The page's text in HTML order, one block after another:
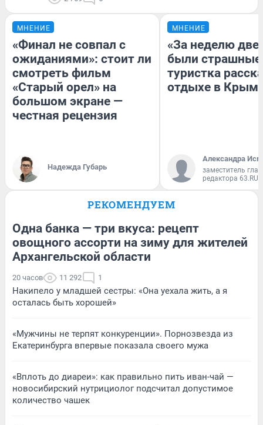
МНЕНИЕ
«Финал не совпал с
ожиданиями»: стоит ли
смотреть фильм
«Старый орел» на
большом экране —
честная рецензия
Надежда Губарь
МНЕНИЕ
«За неделю две
были
туристка
отдыхе в
Александра
заместитель
редактора 63.RU
РЕКОМЕНДУЕМ
Одна банка — три вкуса: рецепт
овощного ассорти на зиму для жителей
Архангельской области
20 часов 11 292 1
Накипело у младшей сестры: «Она уехала жить, а я
осталась быть хорошей»
«Мужчины не терпят конкуренции». Порнозвезда из
Екатеринбурга впервые показала своего мужа
«Вплоть до диареи»: как правильно пить иван-чай —
новосибирский нутрициолог подсчитал допустимое
количество чашек